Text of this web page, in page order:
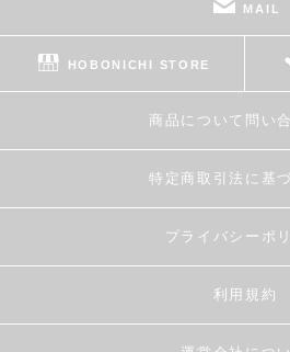
MAIL
HOBONICHI STORE
商品について問い
特定商取引法に基
プライバシーポ
利用規約